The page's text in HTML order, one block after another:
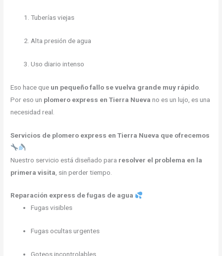
Tuberías viejas
Alta presión de agua
Uso diario intenso
Eso hace que un pequeño fallo se vuelva grande muy rápido
Por eso un plomero express en Tierra Nueva no es un lujo, es una
necesidad real.
Servicios de plomero express en Tierra Nueva que ofrecemos
Nuestro servicio está diseñado para resolver el problema en la
primera visita , sin perder tiempo.
Reparación express de fugas de agua
Fugas visibles
Fugas ocultas urgentes
Goteos incontrolables